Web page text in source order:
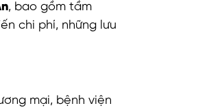
, bao gồm tầm
chi phí, những lưu
mại, bệnh viện